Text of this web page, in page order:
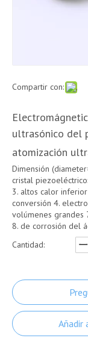
Compartir con:
ultrasónico del
atomización
Dimensión
cristal
3. altos calor
conversión 4.
volúmenes grandes
8. de corrosión del
Cantidad:
Añadir